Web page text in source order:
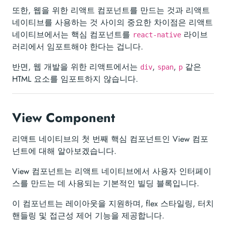
또한, 웹을 위한 리액트 컴포넌트를 만드는 것과 리액트
네이티브를 사용하는 것 사이의 중요한 차이점은 리액트
네이티브에서는 핵심 컴포넌트를 react-native 라이브
러리에서 임포트해야 한다는 겁니다.
반면, 웹 개발을 위한 리액트에서는 div, span, p 같은
HTML 요소를 임포트하지 않습니다.
View Component
리액트 네이티브의 첫 번째 핵심 컴포넌트인 View 컴포
넌트에 대해 알아보겠습니다.
View 컴포넌트는 리액트 네이티브에서 사용자 인터페이
스를 만드는 데 사용되는 기본적인 빌딩 블록입니다.
이 컴포넌트는 레이아웃을 지원하며, flex 스타일링, 터치
핸들링 및 접근성 제어 기능을 제공합니다.